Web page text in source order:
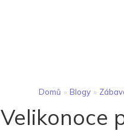
Domů » Blogy »
Velikonoce